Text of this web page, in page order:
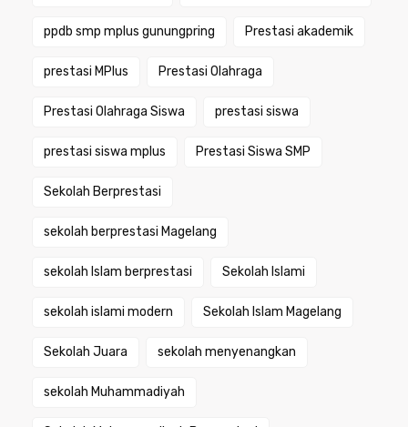
ppdb smp mplus gunungpring Prestasi akademik
prestasi MPlus Prestasi Olahraga
Prestasi Olahraga Siswa prestasi siswa
prestasi siswa mplus Prestasi Siswa SMP
Sekolah Berprestasi
sekolah berprestasi Magelang
sekolah Islam berprestasi Sekolah Islami
sekolah islami modern Sekolah Islam Magelang
Sekolah Juara sekolah menyenangkan
sekolah Muhammadiyah